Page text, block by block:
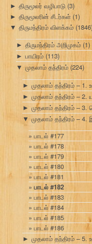
► திருமூலர் வழிபாடு (3)
► திருமூலரின் சீடர்கள் (1)
▼ திருமந்திரம் விளக்கம்
► திருமந்திரம் அறிமுகம் (1)
► பாயிரம் (113)
▼ முதலாம் தந்திரம் (224)
► முதலாம் தந்திரம் – 1.
► முதலாம் தந்திரம் –
► முதலாம் தந்திரம் –
▼ முதலாம் தந்திரம் –
பாடல் #177
பாடல் #178
பாடல் #179
பாடல் #180
பாடல் #181
பாடல் #182
பாடல் #183
பாடல் #184
பாடல் #185
பாடல் #186
► முதலாம் தந்திரம் – 5.